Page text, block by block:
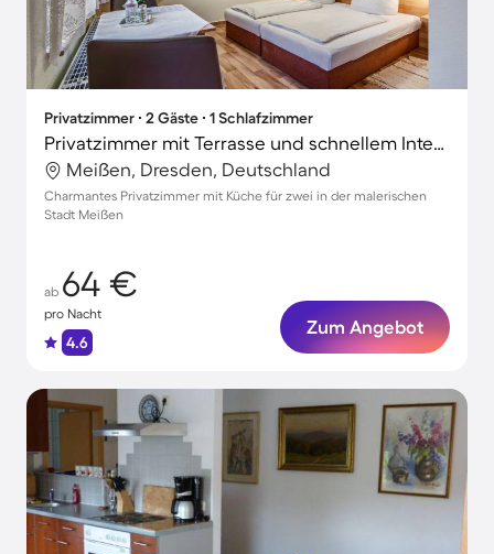
Privatzimmer ∙ 2 Gäste ∙ 1 Schlafzimmer
Privatzimmer mit Terrasse und schnellem Internet | Gartenblick
Meißen, Dresden, Deutschland
Charmantes Privatzimmer mit Küche für zwei in der malerischen
Stadt Meißen
ab 64 €
pro Nacht
4.6
Zum Angebot